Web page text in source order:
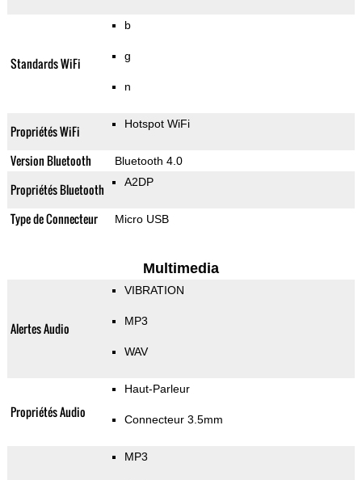
Standards WiFi
b
g
n
Propriétés WiFi Hotspot WiFi
Version Bluetooth Bluetooth 4.0
Propriétés Bluetooth A2DP
Type de Connecteur Micro USB
Multimedia
Alertes Audio
VIBRATION
MP3
WAV
Propriétés Audio
Haut-Parleur
Connecteur 3.5mm
MP3